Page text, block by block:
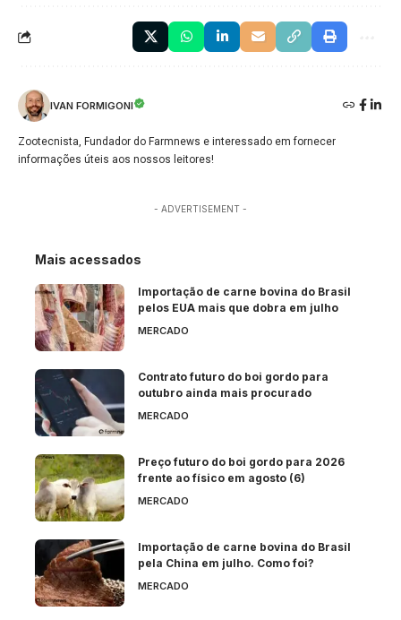
IVAN FORMIGONI
Zootecnista, Fundador do Farmnews e interessado em fornecer
informações úteis aos nossos leitores!
- ADVERTISEMENT -
Mais acessados
Importação de carne bovina do Brasil
pelos EUA mais que dobra em julho
MERCADO
Contrato futuro do boi gordo para
outubro ainda mais procurado
MERCADO
Preço futuro do boi gordo para 2026
frente ao físico em agosto (6)
MERCADO
Importação de carne bovina do Brasil
pela China em julho. Como foi?
MERCADO